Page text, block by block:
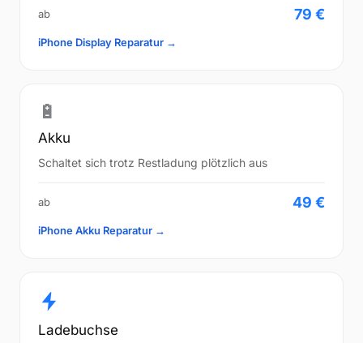
ab 79 €
iPhone Display Reparatur →
🔋
Akku
Schaltet sich trotz Restladung plötzlich aus
ab 49 €
iPhone Akku Reparatur →
Ladebuchse